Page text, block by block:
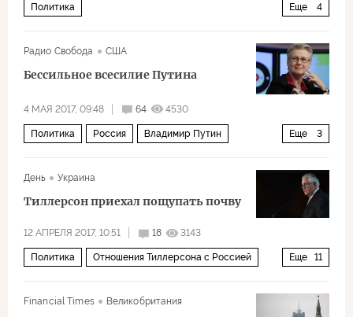
Еще 4
Политика
Радио Свобода США
Бессильное всесилие Путина
4 МАЯ 2017, 09:48 64 4530
Еще 3
Политика Россия Владимир Путин
День
Украина
Тиллерсон приехал пощупать почву
12 АПРЕЛЯ 2017, 10:51 18 3143
Еще 11
Политика Отношения Тиллерсона с Россией
Financial Times Великобритания